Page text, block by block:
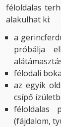
féloldalas
alakulhat ki:
a
próbálja
félodali
az egyik
csípő
féloldalas
(fájdalom,